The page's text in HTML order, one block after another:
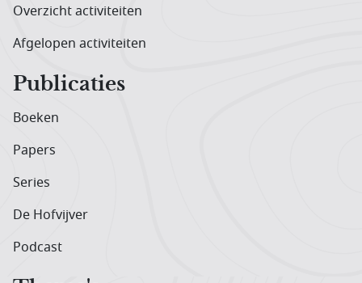
Overzicht activiteiten
Afgelopen activiteiten
Publicaties
Boeken
Papers
Series
De Hofvijver
Podcast